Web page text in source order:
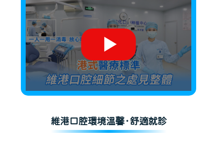
維港口腔環境溫馨·舒適就診